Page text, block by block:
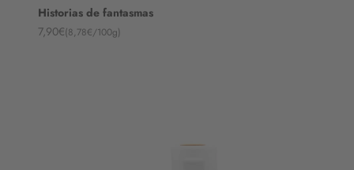
Historias de fantasmas
Angebot
7,90€(8,78€/100g)